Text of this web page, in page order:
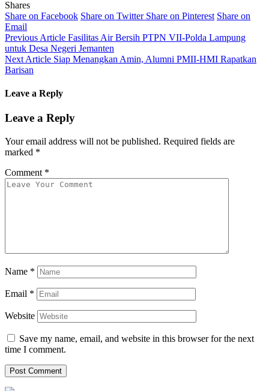
Shares
Share on Facebook Share on Twitter Share on Pinterest Share on
Email
Previous Article Fasilitas Air Bersih PTPN VII-Polda Lampung
untuk Desa Negeri Jemanten
Next Article Siap Menangkan Amin, Alumni PMII-HMI Rapatkan
Barisan
Leave a Reply
Leave a Reply
Your email address will not be published. Required fields are
marked *
Comment *
Name *
Email *
Website
Save my name, email, and website in this browser for the next
time I comment.